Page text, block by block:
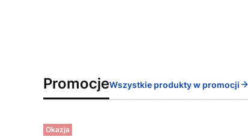
PromocjeWszystkie produkty w promocji
Okazja